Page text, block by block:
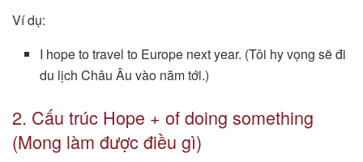
Ví dụ:
I hope to travel to Europe next year. (Tôi hy vọng sẽ đi
du lịch Châu Âu vào năm tới.)
2. Cấu trúc Hope + of doing something
(Mong làm được điều gì)